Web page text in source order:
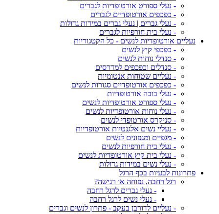
- נעלי ספורט אורטופדיות לגברים
- כפכפים אורטופדיים לגברים
- נעלי גברים | נעלי גברים במידות גדולות
- נעלי בית חורפיות לגברים
נעליים אורטופדיות לנשים - כל הקטגוריות
- כפכפי קיץ לנשים
- סנדלי נוחות לנשים
- סנדלים וכפכפים למדרסים
- נעליים שטוחות אנטומיות
- כפכפים אורטופדיים סגורות לנשים
- נעלי בובה אורטופדיות
- נעלי ספורט אורטופדיות לנשים
- נעלי נוחות אורטופדיות לנשים
- סניקרס אורטופדי לנשים
- נעליי נשים אלגנטיות אורטופדיות
- מגפיים ומגפונים לנשים
- נעלי בית חורפיות לנשים
- נעלי בית קיץ אורטופדיות לנשים
- נעלי נשים במידות גדולות
פתרונות לבעיות בכף הרגל
רגל רחבה, נפוחה או רגישה?
- נעלי גברים לרגל רחבה
- נעלי נשים לרגל רחבה
- נעליים לדורבן בעקב - פתרון לנשים וגברים